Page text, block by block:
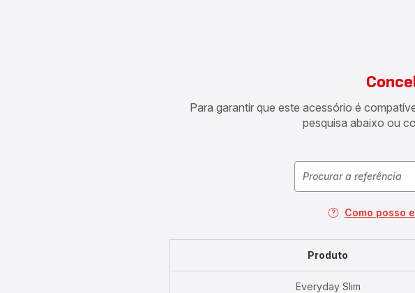
Para garantir que este acessório é
pesquisa abaixo ou
Como posso
Produto
Everyday Slim